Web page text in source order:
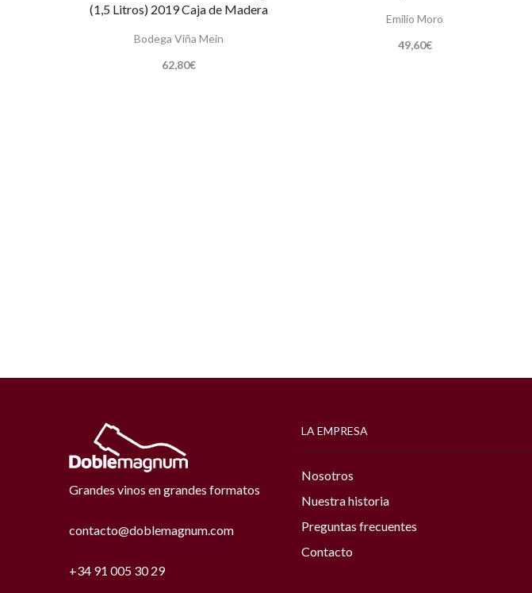
(1,5 Litros) 2019 Caja de Madera
Bodega Viña Mein
62,80€
Emilio Moro
49,60€
Grandes vinos en grandes formatos
contacto@doblemagnum.com
+34 91 005 30 29
LA EMPRESA
Nosotros
Nuestra historia
Preguntas frecuentes
Contacto